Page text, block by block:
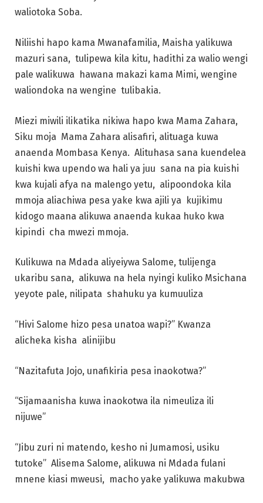
waliotoka Soba.
Niliishi hapo kama Mwanafamilia, Maisha yalikuwa
mazuri sana, tulipewa kila kitu, hadithi za walio wengi
pale walikuwa hawana makazi kama Mimi, wengine
waliondoka na wengine tulibakia.
Miezi miwili ilikatika nikiwa hapo kwa Mama Zahara,
Siku moja Mama Zahara alisafiri, alituaga kuwa
anaenda Mombasa Kenya. Alituhasa sana kuendelea
kuishi kwa upendo wa hali ya juu sana na pia kuishi
kwa kujali afya na malengo yetu, alipoondoka kila
mmoja aliachiwa pesa yake kwa ajili ya kujikimu
kidogo maana alikuwa anaenda kukaa huko kwa
kipindi cha mwezi mmoja.
Kulikuwa na Mdada aliyeiywa Salome, tulijenga
ukaribu sana, alikuwa na hela nyingi kuliko Msichana
yeyote pale, nilipata shahuku ya kumuuliza
“Hivi Salome hizo pesa unatoa wapi?” Kwanza
alicheka kisha alinijibu
“Nazitafuta Jojo, unafikiria pesa inaokotwa?”
“Sijamaanisha kuwa inaokotwa ila nimeuliza ili
nijuwe”
“Jibu zuri ni matendo, kesho ni Jumamosi, usiku
tutoke” Alisema Salome, alikuwa ni Mdada fulani
mnene kiasi mweusi, macho yake yalikuwa makubwa